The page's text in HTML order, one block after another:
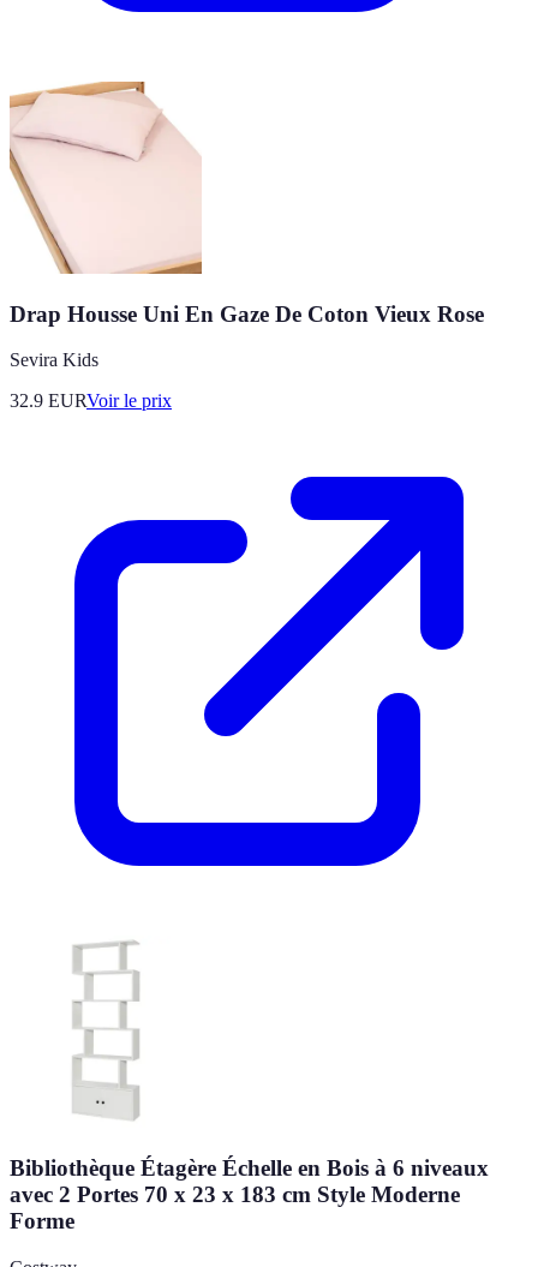
Drap Housse Uni En Gaze De Coton Vieux Rose
Sevira Kids
32.9 EURVoir le prix
Bibliothèque Étagère Échelle en Bois à 6 niveaux
avec 2 Portes 70 x 23 x 183 cm Style Moderne
Forme